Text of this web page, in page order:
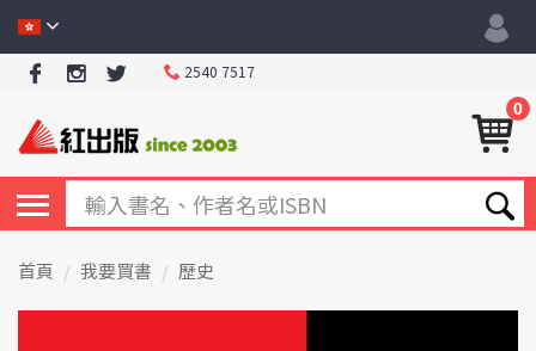
2540 7517
0
首頁 我要買書 歷史